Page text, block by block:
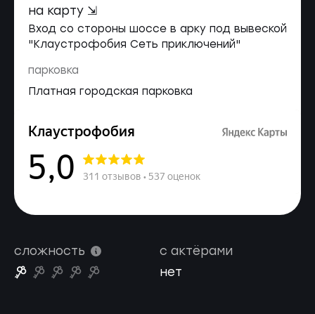
на карту ⇲
Вход со стороны шоссе в арку под вывеской
"Клаустрофобия Сеть приключений"
парковка
Платная городская парковка
сложность
с актёрами
нет